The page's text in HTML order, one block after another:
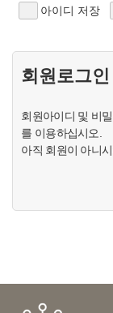
아이디 저장
회원로그인
회원아이디 및 비
를 이용하십시오.
아직 회원이 아니